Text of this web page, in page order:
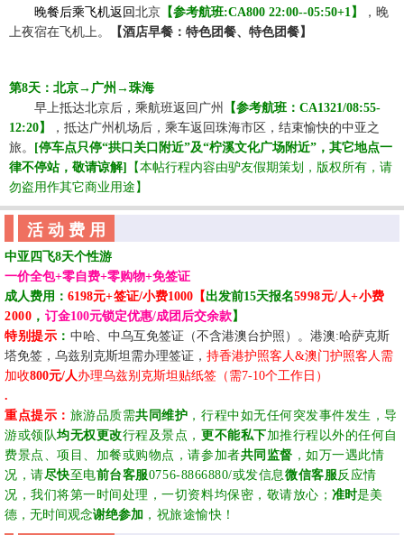
晚餐后乘飞机返回北京 【参考航班:CA800 22:00--05:50+1】
，晚
上夜宿在飞机上。
【酒店早餐：特色团餐、特色团餐】
第8天： 北京→广州 → 珠海
早上抵达北京后，乘航班返回广州 【参考航班： CA1321/08:55-
12:20】
，抵达广州机场后，乘车返回珠海市区，结束愉快的中亚之
旅。
[停车点只停“拱口关口附近”及“柠溪文化广场附近”，其它地点一
律不停站，敬请谅解]
【本帖行程内容由驴友假期策划，版权所有，请
勿盗用作其它商业用途 】
活 动 费 用
中亚 四飞8天个性游
一价全包+零自费+零购物+免签证
成人费用： 6198元+签证/小费1000【 出发前15天报名5998元/人+小费
2000 ， 订金100元锁定优惠/成团后交余款】
特别提示 ： 中哈、中乌互免签证（不含港澳台护照）。港澳:哈萨克斯
塔免签，乌兹别克斯坦需办理签证， 持香港护照客人&澳门护照客人需
加收800元/人办理乌兹别克斯坦贴纸签（需7-10个工作日）
.
重点提示： 旅游品质需共同维护 ，行程中如无任何突发事件发生，导
游或领队均无权更改行程及景点， 更不能私下加推行程以外的任何自
费景点、项目、加餐或购物点，请参加者共同监督 ，如万一遇此情
况，请尽快至电前台客服0756-8866880/或发信息微信客服反应情
况，我们将第一时间处理，一切资料均保密，敬请放心；准时是美
德，无时间观念谢绝参加 ，祝旅途愉快 ！